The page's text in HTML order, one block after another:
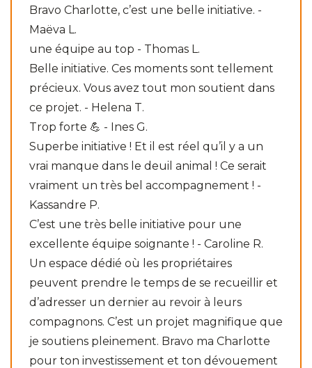
Bravo Charlotte, c’est une belle initiative. -
Maëva L.
une équipe au top - Thomas L.
Belle initiative. Ces moments sont tellement
précieux. Vous avez tout mon soutient dans
ce projet. - Helena T.
Trop forte 💪 - Ines G.
Superbe initiative ! Et il est réel qu’il y a un
vrai manque dans le deuil animal ! Ce serait
vraiment un très bel accompagnement ! -
Kassandre P.
C’est une très belle initiative pour une
excellente équipe soignante ! - Caroline R.
Un espace dédié où les propriétaires
peuvent prendre le temps de se recueillir et
d’adresser un dernier au revoir à leurs
compagnons. C’est un projet magnifique que
je soutiens pleinement. Bravo ma Charlotte
pour ton investissement et ton dévouement